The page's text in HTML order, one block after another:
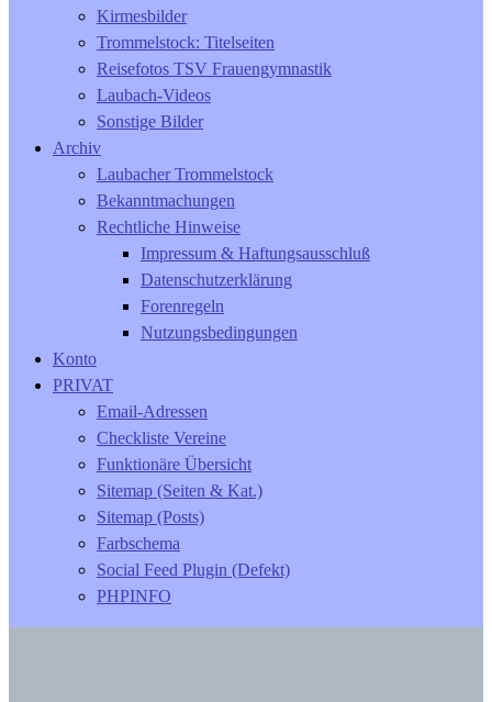
Kirmesbilder
Trommelstock: Titelseiten
Reisefotos TSV Frauengymnastik
Laubach-Videos
Sonstige Bilder
Archiv
Laubacher Trommelstock
Bekanntmachungen
Rechtliche Hinweise
Impressum & Haftungsausschluß
Datenschutzerklärung
Forenregeln
Nutzungsbedingungen
Konto
PRIVAT
Email-Adressen
Checkliste Vereine
Funktionäre Übersicht
Sitemap (Seiten & Kat.)
Sitemap (Posts)
Farbschema
Social Feed Plugin (Defekt)
PHPINFO